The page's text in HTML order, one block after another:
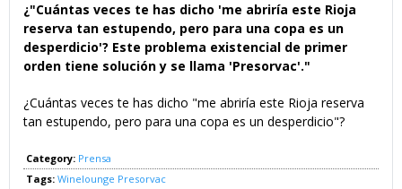
¿"Cuántas veces te has dicho 'me abriría este Rioja
reserva tan estupendo, pero para una copa es un
desperdicio'? Este problema existencial de primer
orden tiene solución y se llama 'Presorvac'."
¿Cuántas veces te has dicho "me abriría este Rioja reserva
tan estupendo, pero para una copa es un desperdicio"?
Category: Prensa
Tags: Winelounge Presorvac